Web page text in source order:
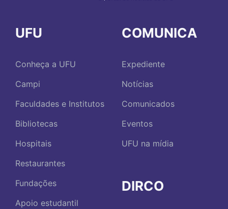
UFU
Conheça a UFU
Campi
Faculdades e Institutos
Bibliotecas
Hospitais
Restaurantes
Fundações
Apoio estudantil
COMUNICA
Expediente
Notícias
Comunicados
Eventos
UFU na mídia
DIRCO